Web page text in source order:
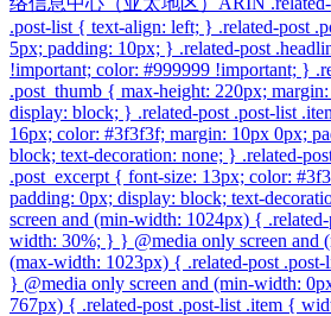
.post-list { text-align: left; } .related-post
5px; padding: 10px; } .related-post
!important; color: #999999 !important; }
.post_thumb { max-height: 220px;
display: block; } .related-post .post-list
16px; color: #3f3f3f; margin: 10px 0px;
block; text-decoration: none; } .related-
.post_excerpt { font-size: 13px; color:
padding: 0px; display: block; text-
screen and (min-width: 1024px) {
width: 30%; } } @media only screen and
(max-width: 1023px) { .related-post
} @media only screen and (min-width:
767px) { .related-post .post-list .item {